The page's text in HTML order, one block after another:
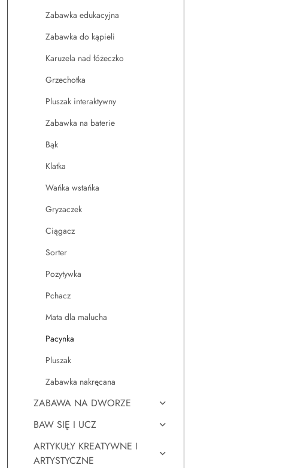
Zabawka edukacyjna
Zabawka do kąpieli
Karuzela nad łóżeczko
Grzechotka
Pluszak interaktywny
Zabawka na baterie
Bąk
Klatka
Wańka wstańka
Gryzaczek
Ciągacz
Sorter
Pozytywka
Pchacz
Mata dla malucha
Pacynka
Pluszak
Zabawka nakręcana
ZABAWA NA DWORZE
BAW SIĘ I UCZ
ARTYKUŁY KREATYWNE I
ARTYSTYCZNE